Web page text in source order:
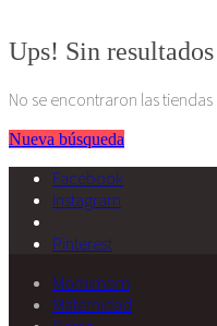
Ups! Sin resultados
No se encontraron las tiendas
Nueva búsqueda
Facebook
Instagram
Pinterest
Momimom
Maternidad